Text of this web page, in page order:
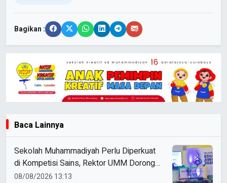
Bagikan :
Baca Lainnya
Sekolah Muhammadiyah Perlu Diperkuat
di Kompetisi Sains, Rektor UMM Dorong
Coaching Clinic
08/08/2026 13:13